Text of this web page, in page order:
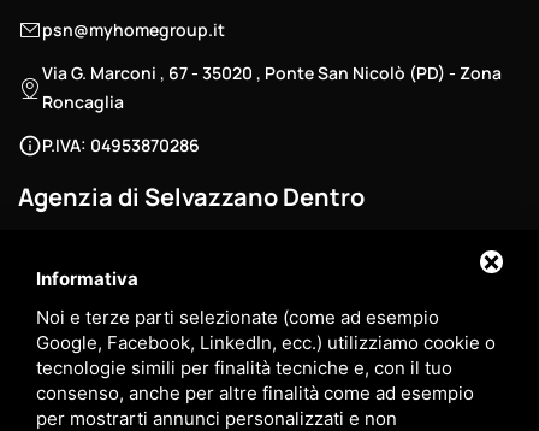
Informativa
Noi e terze parti selezionate (come ad esempio
Google, Facebook, LinkedIn, ecc.) utilizziamo cookie o
tecnologie simili per finalità tecniche e, con il tuo
consenso, anche per altre finalità come ad esempio
per mostrarti annunci personalizzati e non
psn@myhomegroup.it
Via G. Marconi , 67 - 35020 , Ponte San Nicolò (PD) - Zona
Roncaglia
P.IVA: 04953870286
Agenzia di Selvazzano Dentro
3881003229
selva@myhomegroup.it
Via Padova , 12/E - 35030 , Selvazzano Dentro (PD) - Zona
Tencarola